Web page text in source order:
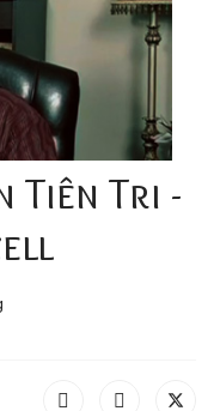
Tiên Tri -